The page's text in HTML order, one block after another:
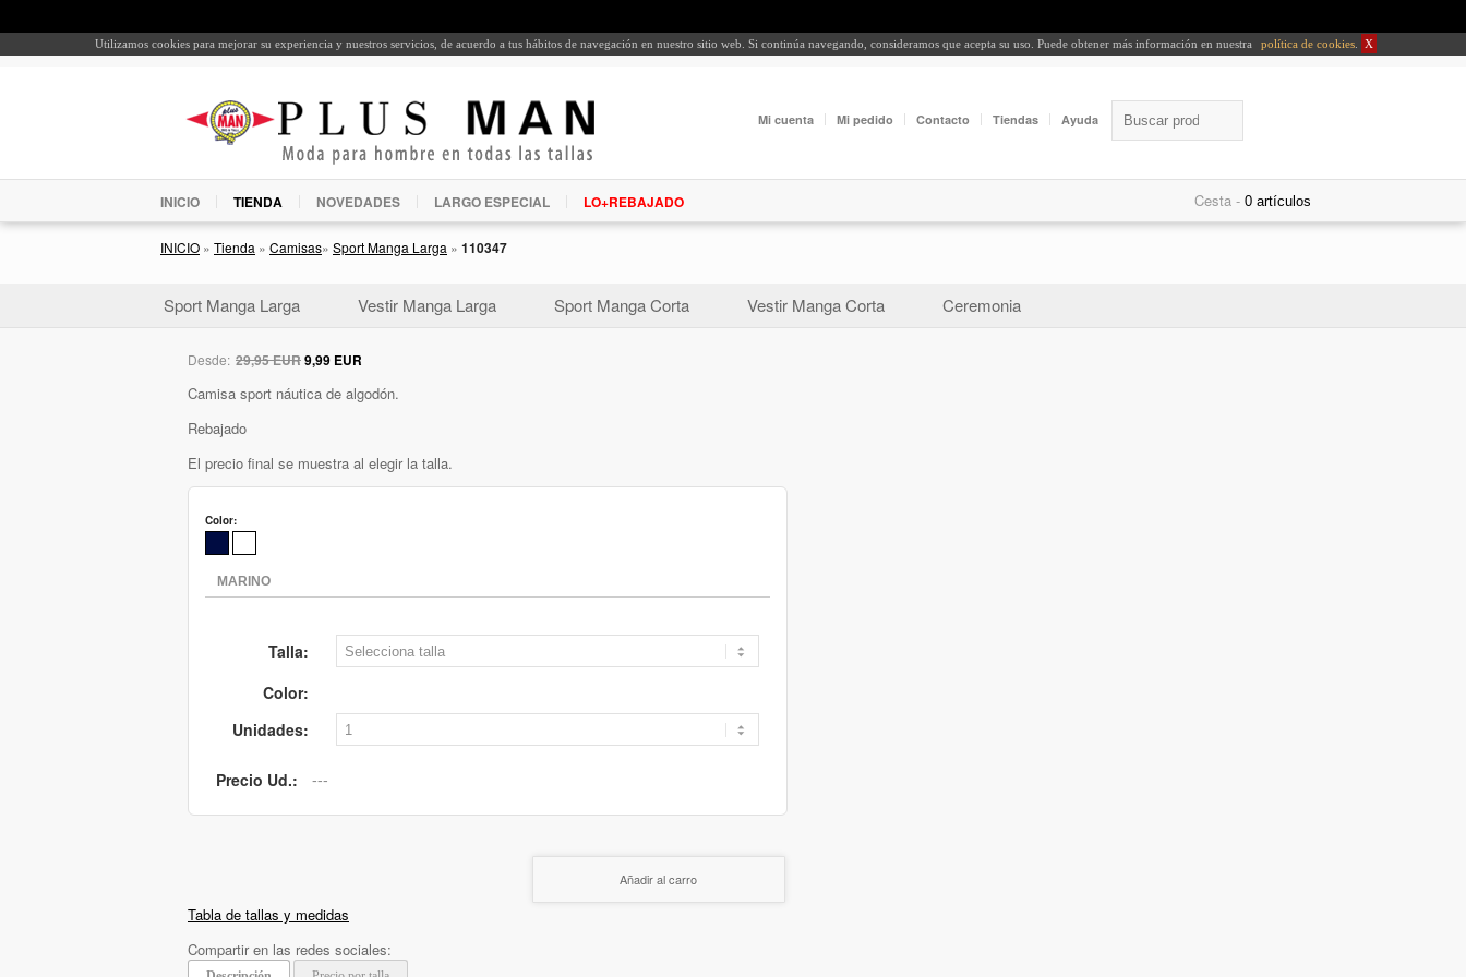
Utilizamos cookies para mejorar su experiencia y nuestros servicios, de acuerdo a tus hábitos de navegación en nuestro sitio web. Si continúa navegando, consideramos que acepta su uso. Puede obtener más información en nuestra política de cookies X
Mi cuenta Mi pedido Contacto Tiendas Ayuda
INICIO TIENDA NOVEDADES LARGO ESPECIAL LO+REBAJADO Cesta -
INICIO » Tienda » Camisas» Sport Manga Larga » 110347
Sport Manga Larga Vestir Manga Larga Sport Manga Corta Vestir Manga Corta Ceremonia
Desde: 29,95 EUR9,99 EUR
Camisa sport náutica de algodón.
Rebajado
El precio final se muestra al elegir la talla.
Color:
Talla:
Color:
Unidades:
Precio Ud.:
Añadir al carro
Tabla de tallas y medidas
Compartir en las redes sociales: